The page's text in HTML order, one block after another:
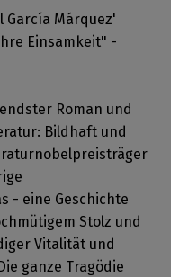
García Márquez'
Einsamkeit" -
Roman und
Bildhaft und
- eine Geschichte
Stolz und
Vitalität und
ganze Tragödie